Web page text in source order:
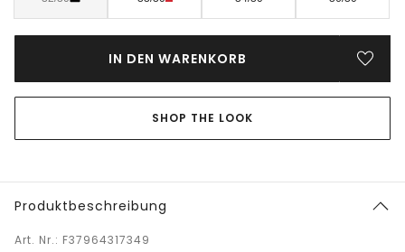
IN DEN WARENKORB
SHOP THE LOOK
Produktbeschreibung
Art. Nr.: F37964317349